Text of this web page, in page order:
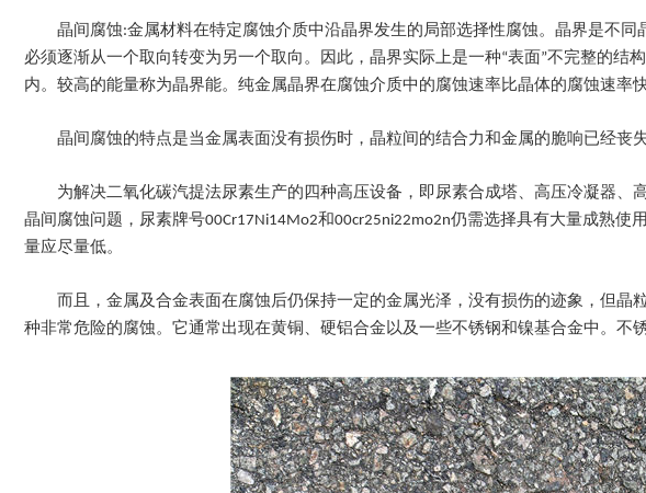
晶间腐蚀:金属材料在特定腐蚀介质中沿晶界发生的局部选择性腐蚀。晶界是不
必须逐渐从一个取向转变为另一个取向。因此，晶界实际上是一种“表面”不完整的结
内。较高的能量称为晶界能。纯金属晶界在腐蚀介质中的腐蚀速率比晶体的腐蚀速率
晶间腐蚀的特点是当金属表面没有损伤时，晶粒间的结合力和金属的脆响已经丧
为解决二氧化碳汽提法尿素生产的四种高压设备，即尿素合成塔、高压冷凝器、
晶间腐蚀问题，尿素牌号00Cr17Ni14Mo2和00cr25ni22mo2n仍需选择具有大量成熟
量应尽量低。
而且，金属及合金表面在腐蚀后仍保持一定的金属光泽，没有损伤的迹象，但
种非常危险的腐蚀。它通常出现在黄铜、硬铝合金以及一些不锈钢和镍基合金中。不